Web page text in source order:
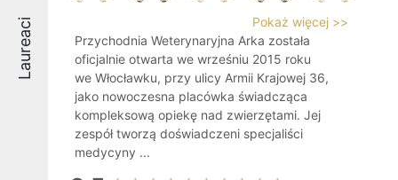
Laureaci
Pokaż więcej >>
Przychodnia Weterynaryjna Arka została
oficjalnie otwarta we wrześniu 2015 roku
we Włocławku, przy ulicy Armii Krajowej 36,
jako nowoczesna placówka świadcząca
kompleksową opiekę nad zwierzętami. Jej
zespół tworzą doświadczeni specjaliści
medycyny ...